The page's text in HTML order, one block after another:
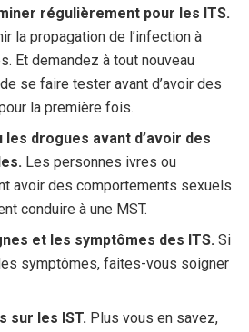
régulièrement pour les ITS.
la propagation de l’infection à
Et demandez à tout nouveau
se faire tester avant d’avoir des
la première fois.
les drogues avant d’avoir des
Les personnes ivres ou
avoir des comportements sexuels
conduire à une MST.
et les symptômes des ITS.Si
symptômes, faites-vous soigner
sur les IST. Plus vous en savez,